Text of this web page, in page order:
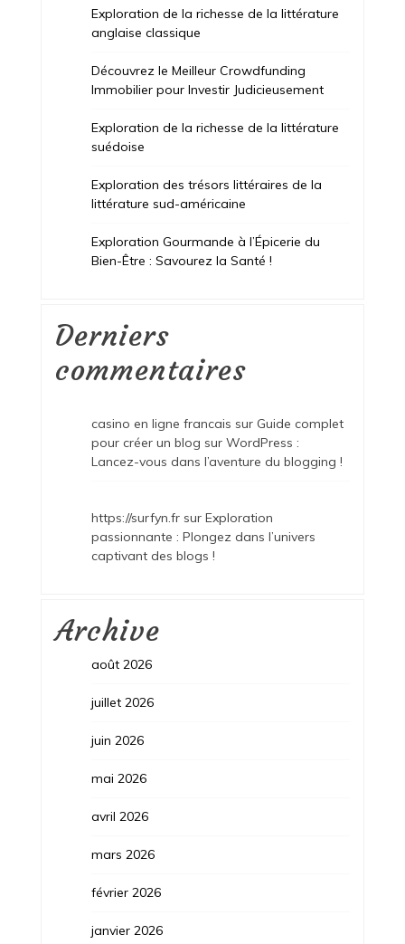
Exploration de la richesse de la littérature
anglaise classique
Découvrez le Meilleur Crowdfunding
Immobilier pour Investir Judicieusement
Exploration de la richesse de la littérature
suédoise
Exploration des trésors littéraires de la
littérature sud-américaine
Exploration Gourmande à l’Épicerie du
Bien-Être : Savourez la Santé !
Derniers
commentaires
casino en ligne francais sur Guide complet
pour créer un blog sur WordPress :
Lancez-vous dans l’aventure du blogging !
https://surfyn.frsur Exploration
passionnante : Plongez dans l’univers
captivant des blogs !
Archive
août 2026
juillet 2026
juin 2026
mai 2026
avril 2026
mars 2026
février 2026
janvier 2026